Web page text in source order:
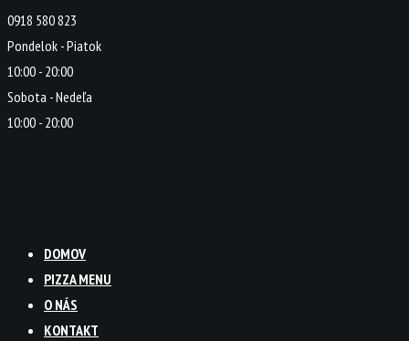
0918 580 823
Pondelok - Piatok
10:00 - 20:00
Sobota - Nedeľa
10:00 - 20:00
DOMOV
PIZZA MENU
O NÁS
KONTAKT